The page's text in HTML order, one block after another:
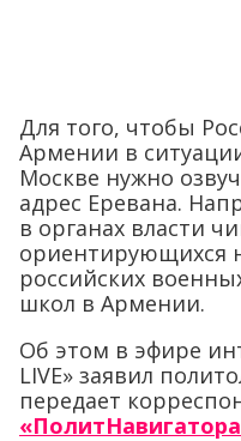
Для того, чтобы
Армении в
Москве нужно
адрес Еревана.
в органах власти
ориентирующихся
российских
школ в Армении.
Об этом в эфире
LIVE» заявил
передает